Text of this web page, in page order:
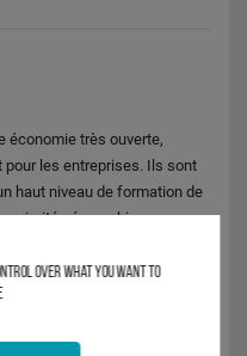
économie très ouverte,
les entreprises. Ils sont
haut niveau de formation de
géographique,
ce marché test de plus de 29
vers des marchés plus
over what you want to